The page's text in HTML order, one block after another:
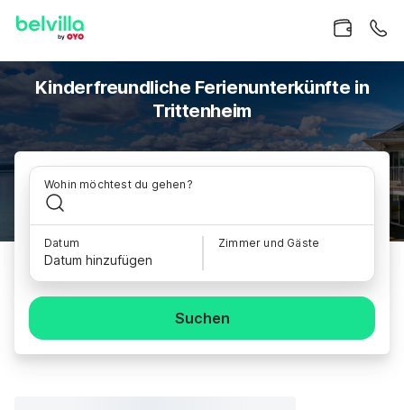
Kinderfreundliche Ferienunterkünfte in
Trittenheim
Wohin möchtest du gehen?
Datum
Datum hinzufügen
Zimmer und Gäste
Suchen